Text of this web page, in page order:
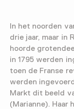
In het noorden
drie jaar, maar in
hoorde
in 1795 werden
toen de Franse
werden
Markt dit beeld
(Marianne). Haar